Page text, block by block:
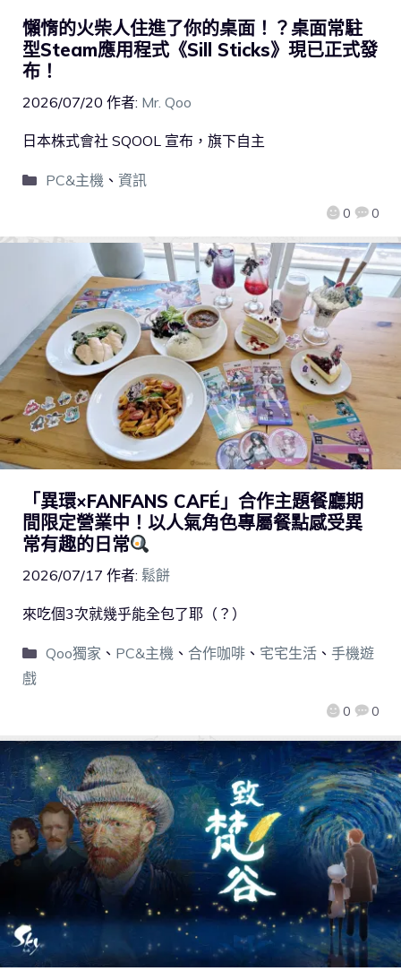
懶惰的火柴人住進了你的桌面！？桌面常駐
型Steam應用程式《Sill Sticks》現已正式發
布！
2026/07/20 作者: Mr. Qoo
0 0
日本株式會社 SQOOL 宣布，旗下自主
PC&主機 、 資訊
「異環×FANFANS CAFÉ」合作主題餐廳期
間限定營業中！以人氣角色專屬餐點感受異
常有趣的日常
2026/07/17 作者: 鬆餅
0 0
來吃個3次就幾乎能全包了耶（？）
Qoo獨家 、 PC&主機 、 合作咖啡、 宅宅生活、 手機遊
戲